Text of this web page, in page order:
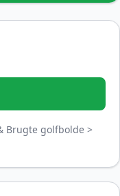
Brugte golfbolde >